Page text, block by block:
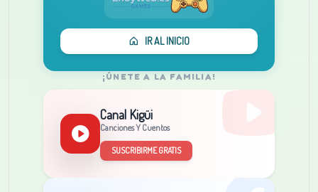
IR AL INICIO
¡ÚNETE A LA FAMILIA!
Canal Kigüi
Canciones Y Cuentos
SUSCRIBIRME GRATIS